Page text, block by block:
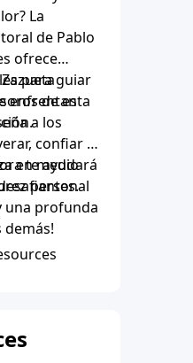
La
de Pablo
ofrece
para guiar
enfrentan
de esta
a los
confiar y
en medio
te ayudará
personal
una profunda